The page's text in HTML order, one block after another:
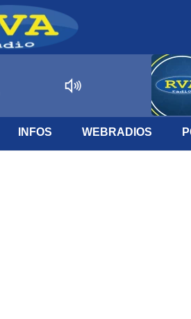
INFOS WEBRADIOS